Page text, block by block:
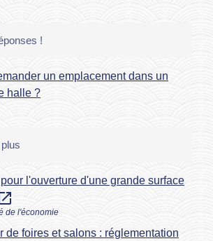
!
un emplacement dans un
halle ?
l'ouverture d'une grande surface
de l'économie
de foires et salons : réglementation